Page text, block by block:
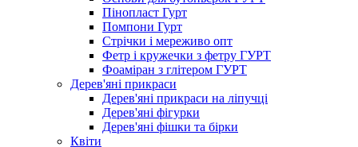
Пінопласт Гурт
Помпони Гурт
Стрічки і мереживо опт
Фетр і кружечки з фетру ГУРТ
Фоаміран з глітером ГУРТ
Дерев'яні прикраси
Дерев'яні прикраси на ліпучці
Дерев'яні фігурки
Дерев'яні фішки та бірки
Квіти